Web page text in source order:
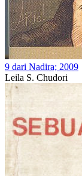
9 dari Nadira; 2009
Leila S. Chudori